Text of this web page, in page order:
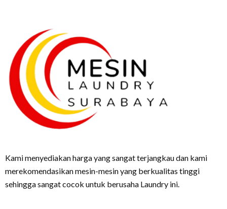
Kami menyediakan harga yang sangat terjangkau dan kami
merekomendasikan mesin-mesin yang berkualitas tinggi
sehingga sangat cocok untuk berusaha Laundry ini.